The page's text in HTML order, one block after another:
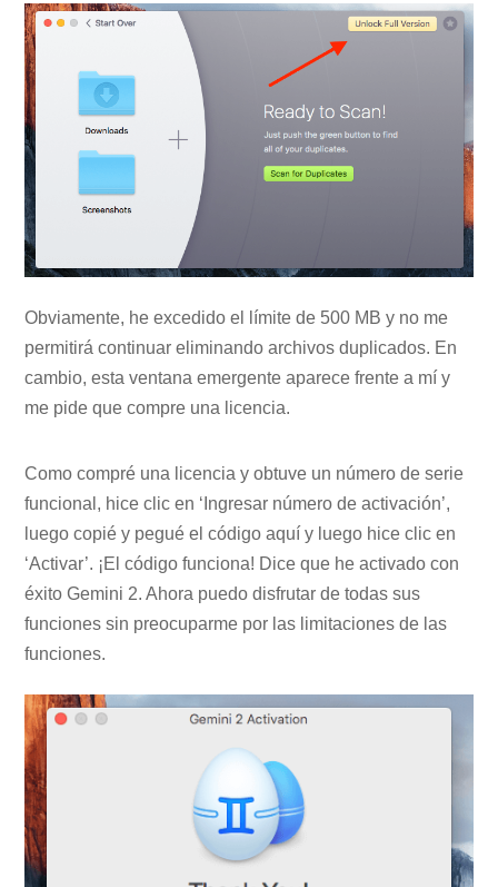
Obviamente, he excedido el límite de 500 MB y no me
permitirá continuar eliminando archivos duplicados. En
cambio, esta ventana emergente aparece frente a mí y
me pide que compre una licencia.
Como compré una licencia y obtuve un número de serie
funcional, hice clic en ‘Ingresar número de activación’,
luego copié y pegué el código aquí y luego hice clic en
‘Activar’. ¡El código funciona! Dice que he activado con
éxito Gemini 2. Ahora puedo disfrutar de todas sus
funciones sin preocuparme por las limitaciones de las
funciones.